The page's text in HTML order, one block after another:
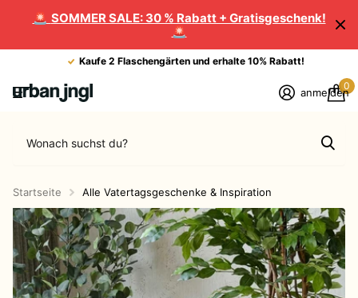
🚨 SOMMER SALE: 30 % Rabatt + Gratisgeschenk!
🚨
Kaufe 2 Flaschengärten und erhalte 10% Rabatt!
anmelden
0
Startseite Alle Vatertagsgeschenke & Inspiration